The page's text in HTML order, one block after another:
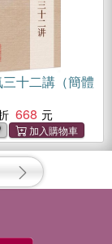
十二講（簡體
668